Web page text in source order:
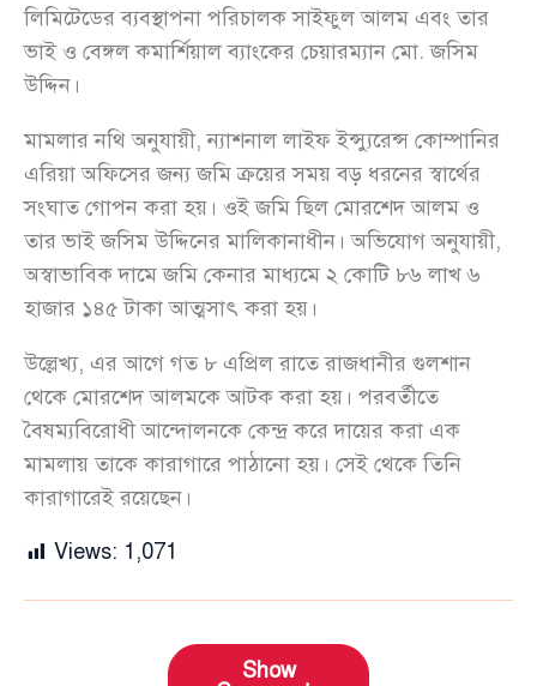
লিমিটেডের ব্যবস্থাপনা পরিচালক সাইফুল আলম এবং তার
ভাই ও বেঙ্গল কমার্শিয়াল ব্যাংকের চেয়ারম্যান মো. জসিম
উদ্দিন।
মামলার নথি অনুযায়ী, ন্যাশনাল লাইফ ইন্স্যুরেন্স কোম্পানির
এরিয়া অফিসের জন্য জমি ক্রয়ের সময় বড় ধরনের স্বার্থের
সংঘাত গোপন করা হয়। ওই জমি ছিল মোরশেদ আলম ও
তার ভাই জসিম উদ্দিনের মালিকানাধীন। অভিযোগ অনুযায়ী,
অস্বাভাবিক দামে জমি কেনার মাধ্যমে ২ কোটি ৮৬ লাখ ৬
হাজার ১৪৫ টাকা আত্মসাৎ করা হয়।
উল্লেখ্য, এর আগে গত ৮ এপ্রিল রাতে রাজধানীর গুলশান
থেকে মোরশেদ আলমকে আটক করা হয়। পরবর্তীতে
বৈষম্যবিরোধী আন্দোলনকে কেন্দ্র করে দায়ের করা এক
মামলায় তাকে কারাগারে পাঠানো হয়। সেই থেকে তিনি
কারাগারেই রয়েছেন।
Views: 1,071
Show